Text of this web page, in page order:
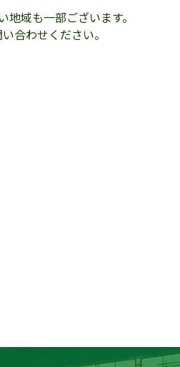
域も一部ございます。
合わせください。